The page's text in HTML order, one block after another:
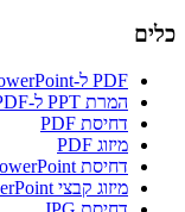
כלים
PDF ל-PowerPoint
המרת PPT ל-PDF
דחיסת PDF
מיזוג PDF
דחיסת PowerPoint
מיזוג קבצי PowerPoint